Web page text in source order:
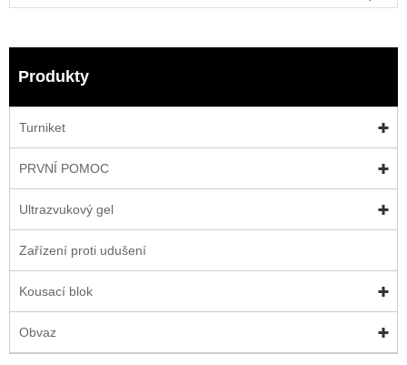
Produkty
Turniket
PRVNÍ POMOC
Ultrazvukový gel
Zařízení proti udušení
Kousací blok
Obvaz